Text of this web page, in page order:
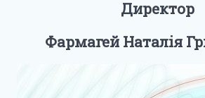
Директор
Фармагей Наталія